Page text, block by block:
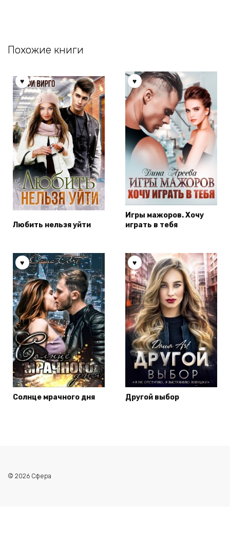
Похожие книги
Любить нельзя уйти
Игры мажоров. Хочу
играть в тебя
Солнце мрачного дня Другой выбор
© 2026 Сфера